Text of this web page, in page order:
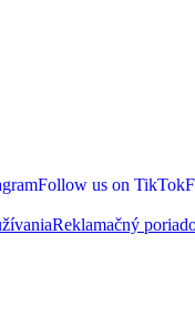
Follow us on TikTok
Reklamačný